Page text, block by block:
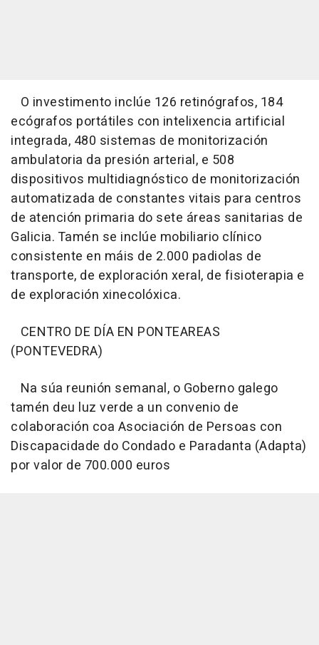
O investimento inclúe 126 retinógrafos, 184
ecógrafos portátiles con intelixencia artificial
integrada, 480 sistemas de monitorización
ambulatoria da presión arterial, e 508
dispositivos multidiagnóstico de monitorización
automatizada de constantes vitais para centros
de atención primaria do sete áreas sanitarias de
Galicia. Tamén se inclúe mobiliario clínico
consistente en máis de 2.000 padiolas de
transporte, de exploración xeral, de fisioterapia e
de exploración xinecolóxica.
CENTRO DE DÍA EN PONTEAREAS
(PONTEVEDRA)
Na súa reunión semanal, o Goberno galego
tamén deu luz verde a un convenio de
colaboración coa Asociación de Persoas con
Discapacidade do Condado e Paradanta (Adapta)
por valor de 700.000 euros